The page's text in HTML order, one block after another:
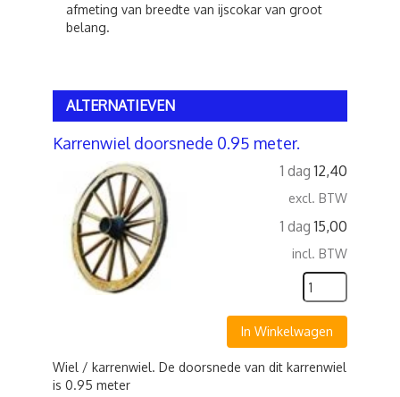
afmeting van breedte van ijscokar van groot
belang.
ALTERNATIEVEN
Karrenwiel doorsnede 0.95 meter.
1 dag 12,40
excl. BTW
1 dag 15,00
incl. BTW
In Winkelwagen
Wiel / karrenwiel. De doorsnede van dit karrenwiel
is 0.95 meter